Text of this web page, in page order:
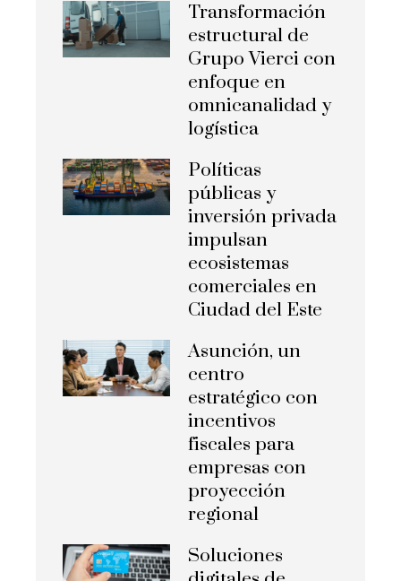
Transformación
estructural de
Grupo Vierci con
enfoque en
omnicanalidad y
logística
Políticas
públicas y
inversión privada
impulsan
ecosistemas
comerciales en
Ciudad del Este
Asunción, un
centro
estratégico con
incentivos
fiscales para
empresas con
proyección
regional
Soluciones